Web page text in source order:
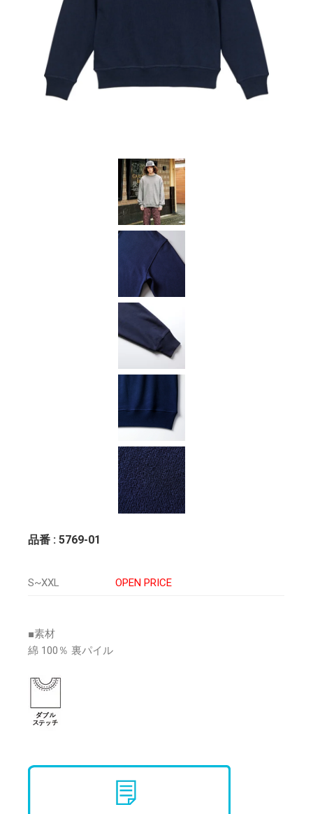
品番 : 5769-01
S~XXL OPEN PRICE
■素材
綿 100％ 裏パイル